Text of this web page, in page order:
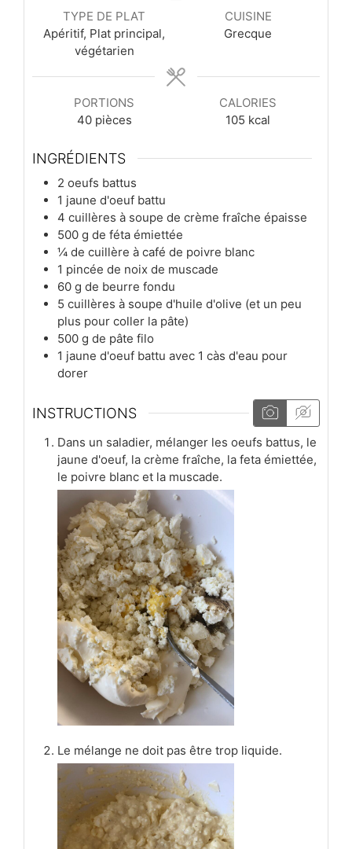
TYPE DE PLAT
Apéritif, Plat principal,
végétarien
CUISINE
Grecque
PORTIONS
40 pièces
CALORIES
105 kcal
INGRÉDIENTS
2 oeufs battus
1 jaune d'oeuf battu
4 cuillères à soupe de crème fraîche épaisse
500 g de féta émiettée
¼ de cuillère à café de poivre blanc
1 pincée de noix de muscade
60 g de beurre fondu
5 cuillères à soupe d'huile d'olive (et un peu
plus pour coller la pâte)
500 g de pâte filo
1 jaune d'oeuf battu avec 1 càs d'eau pour
dorer
INSTRUCTIONS
Dans un saladier, mélanger les oeufs battus, le
jaune d'oeuf, la crème fraîche, la feta émiettée,
le poivre blanc et la muscade.
Le mélange ne doit pas être trop liquide.